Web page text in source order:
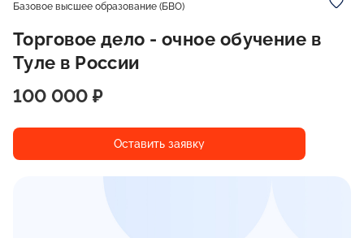
Базовое высшее образование (БВО)
Торговое дело - очное обучение в
Туле в России
100 000 ₽
Оставить заявку